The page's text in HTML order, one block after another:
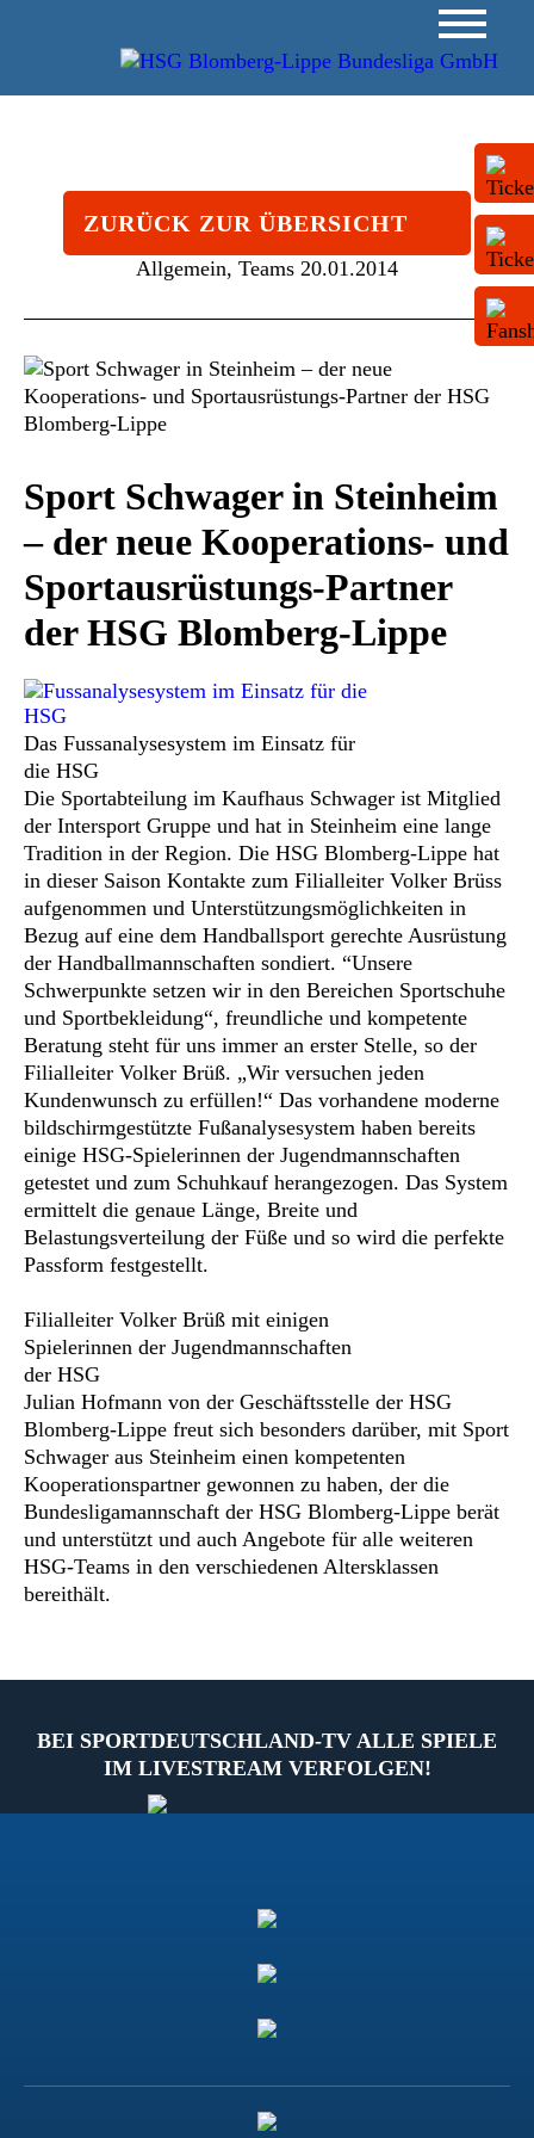
ZURÜCK ZUR ÜBERSICHT
Allgemein, Teams 20.01.2014
Sport Schwager in Steinheim
– der neue Kooperations- und
Sportausrüstungs-Partner
der HSG Blomberg-Lippe
Das Fussanalysesystem im Einsatz für
die HSG
Die Sportabteilung im Kaufhaus Schwager ist Mitglied
der Intersport Gruppe und hat in Steinheim eine lange
Tradition in der Region. Die HSG Blomberg-Lippe hat
in dieser Saison Kontakte zum Filialleiter Volker Brüss
aufgenommen und Unterstützungsmöglichkeiten in
Bezug auf eine dem Handballsport gerechte Ausrüstung
der Handballmannschaften sondiert. “Unsere
Schwerpunkte setzen wir in den Bereichen Sportschuhe
und Sportbekleidung“, freundliche und kompetente
Beratung steht für uns immer an erster Stelle, so der
Filialleiter Volker Brüß. „Wir versuchen jeden
Kundenwunsch zu erfüllen!“ Das vorhandene moderne
bildschirmgestützte Fußanalysesystem haben bereits
einige HSG-Spielerinnen der Jugendmannschaften
getestet und zum Schuhkauf herangezogen. Das System
ermittelt die genaue Länge, Breite und
Belastungsverteilung der Füße und so wird die perfekte
Passform festgestellt.
Filialleiter Volker Brüß mit einigen
Spielerinnen der Jugendmannschaften
der HSG
Julian Hofmann von der Geschäftsstelle der HSG
Blomberg-Lippe freut sich besonders darüber, mit Sport
Schwager aus Steinheim einen kompetenten
Kooperationspartner gewonnen zu haben, der die
Bundesligamannschaft der HSG Blomberg-Lippe berät
und unterstützt und auch Angebote für alle weiteren
HSG-Teams in den verschiedenen Altersklassen
bereithält.
BEI SPORTDEUTSCHLAND-TV ALLE SPIELE
IM LIVESTREAM VERFOLGEN!